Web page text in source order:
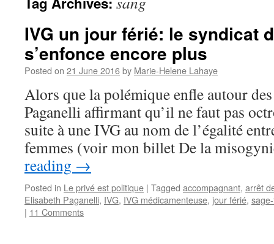
IVG un jour férié: le syndicat
s’enfonce encore plus
Posted on 21 June 2016by Marie-Helene Lahaye
Alors que la polémique enfle autour
Paganelli affirmant qu’il ne faut pas
suite à une IVG au nom de l’égalité
femmes (voir mon billet De la
reading →
Posted in Le privé est politique | Tagged accompagnant, arrêt
Elisabeth Paganelli, IVG, IVG médicamenteuse, jour férié,
| 11 Comments